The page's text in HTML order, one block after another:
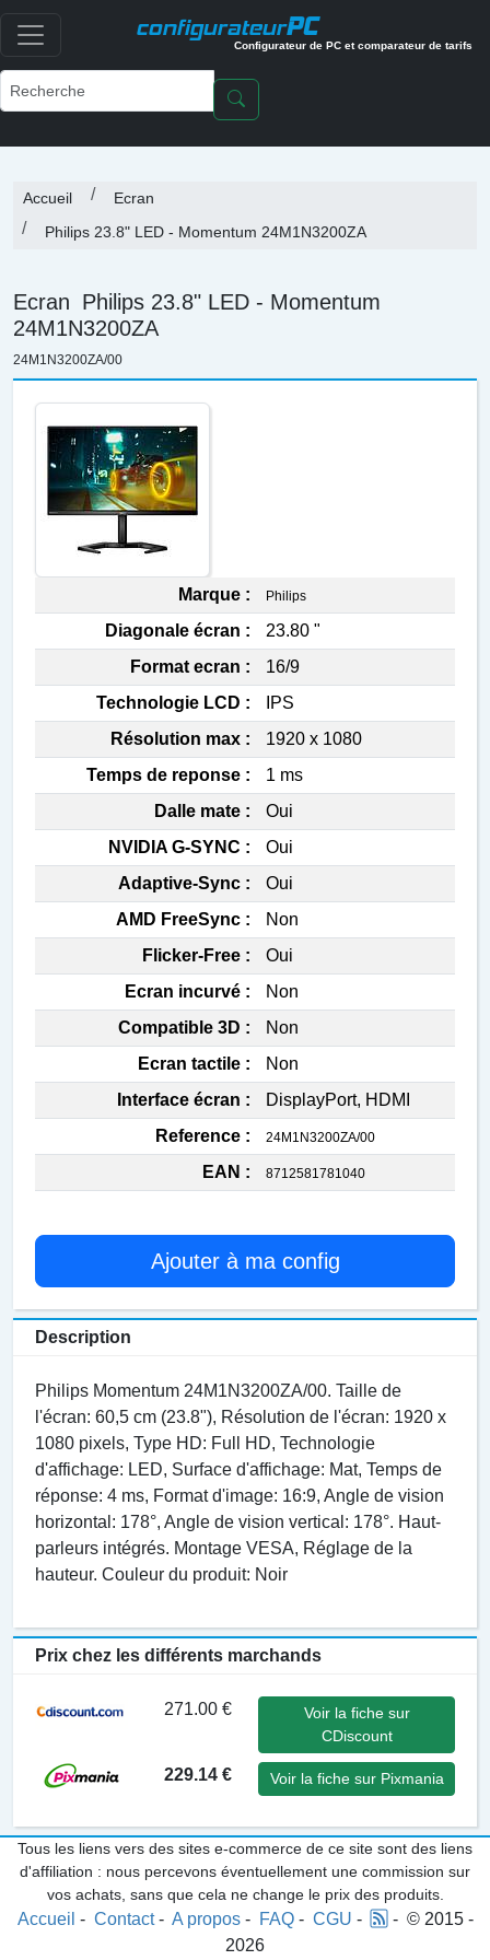
configurateurPC
Configurateur de PC et comparateur de tarifs
Accueil
Ecran
Philips 23.8" LED - Momentum 24M1N3200ZA
Ecran Philips 23.8" LED - Momentum
24M1N3200ZA
24M1N3200ZA/00
Marque : Philips
Diagonale écran :
23.80 "
Format ecran :
16/9
Technologie LCD :
IPS
Résolution max :
1920 x 1080
Temps de reponse :
1 ms
Dalle mate :
Oui
NVIDIA G-SYNC :
Oui
Adaptive-Sync :
Oui
AMD FreeSync :
Non
Flicker-Free :
Oui
Ecran incurvé :
Non
Compatible 3D :
Non
Ecran tactile :
Non
Interface écran :
DisplayPort, HDMI
Reference :
24M1N3200ZA/00
EAN : 8712581781040
Ajouter à ma config
Description
Philips Momentum 24M1N3200ZA/00. Taille de
l'écran: 60,5 cm (23.8"), Résolution de l'écran: 1920 x
1080 pixels, Type HD: Full HD, Technologie
d'affichage: LED, Surface d'affichage: Mat, Temps de
réponse: 4 ms, Format d'image: 16:9, Angle de vision
horizontal: 178°, Angle de vision vertical: 178°. Haut-
parleurs intégrés. Montage VESA, Réglage de la
hauteur. Couleur du produit: Noir
Prix chez les différents marchands
271.00 €
Voir la fiche sur
CDiscount
229.14 € Voir la fiche sur Pixmania
Tous les liens vers des sites e-commerce de ce site sont des liens
d'affiliation : nous percevons éventuellement une commission sur
vos achats, sans que cela ne change le prix des produits.
Accueil - Contact- A propos- FAQ- CGU -
- © 2015 -
2026